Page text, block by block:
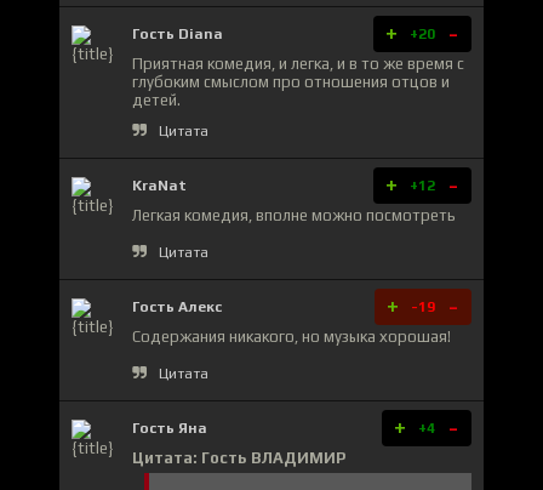
Гость Diana + +20 -
Приятная комедия, и легка, и в то же время с
глубоким смыслом про отношения отцов и
детей.
Цитата
KraNat + +12 -
Легкая комедия, вполне можно посмотреть
Цитата
Гость Алекс + -19 -
Содержания никакого, но музыка хорошая!
Цитата
Гость Яна + +4 -
Цитата: Гость ВЛАДИМИР